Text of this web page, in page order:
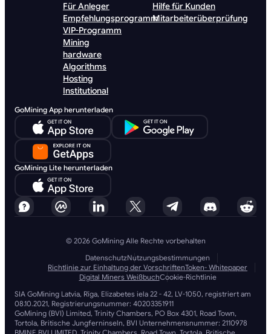
Für Anleger
Empfehlungsprogramm
VIP-Programm
Mining
hardware
Algorithms
Hosting
Institutional
Hilfe für Kunden
Mitarbeiterüberprüfung
GoMining App herunterladen
GoMining Lite herunterladen
© 2026 GoMining Alle Rechte vorbehalten
DatenschutzNutzungsbestimmungen
Richtlinie zur Einhaltung der VorschriftenToken- Whitepaper
Digital Miners WeißbuchCookie-Richtlinie
SIA GoMining Latvia, Rīga, Elizabetes iela 22 - 42, LV-1050, registriert am
08.10.2021, Registrierungsnummer: 40203351911
GoMining (BVI) Limited, Trinity Chambers, PO Box 4301, Road Town,
Tortola, Britische Jungferninseln, BVI Unternehmensnummer: 2110978